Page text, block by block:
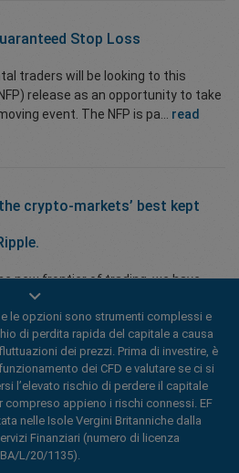
Stop Loss
traders will be looking to this
release as an opportunity to take
event. The NFP is pa... read
crypto-markets’ best kept
new frontier of trading, we have
– from astonishing peaks to
and movements no other inst...read
Winners Announcement
Like a Champion Competition has
moments, with exciting
e le opzioni sono strumenti complessi e
di perdita rapida del capitale a causa
dei prezzi. Prima di investire, è
dei CFD e valutare se ci si
l’elevato rischio di perdere il capitale
compreso appieno i rischi connessi. EF
nelle Isole Vergini Britanniche dalla
Finanziari (numero di licenza
L/20/1135).